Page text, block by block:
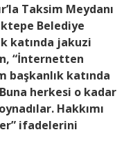
Taksim Meydanı
Belediye
katında jakuzi
“İnternetten
başkanlık katında
herkesi o kadar
Hakkımı
ifadelerini